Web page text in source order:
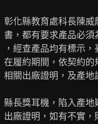
彰化縣教育處科長陳威
書，都有要求產品必須
，經查產品均有標示
在履約期間，依契約的
相關出廠證明，及產地
縣長獎耳機，陷入產地
出廠證明，如有不實，